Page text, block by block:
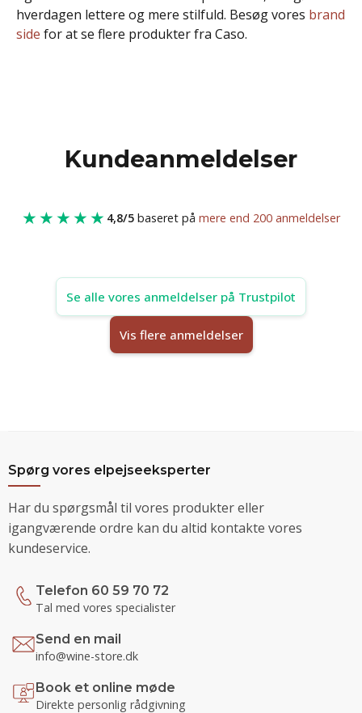
hverdagen lettere og mere stilfuld. Besøg vores brand
side for at se flere produkter fra Caso.
Kundeanmeldelser
★★★★★ 4,8/5 baseret på mere end 200 anmeldelser
Se alle vores anmeldelser på Trustpilot
Vis flere anmeldelser
Spørg vores elpejseeksperter
Har du spørgsmål til vores produkter eller
igangværende ordre kan du altid kontakte vores
kundeservice.
Telefon 60 59 70 72
Tal med vores specialister
Send en mail
info@wine-store.dk
Book et online møde
Direkte personlig rådgivning